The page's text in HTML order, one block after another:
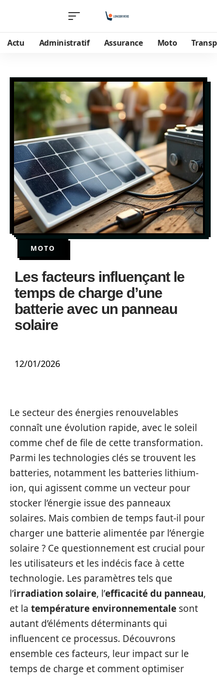
Actu Administratif Assurance Moto
MOTO
Les facteurs influençant le
temps de charge d’une
batterie avec un panneau
solaire
12/01/2026
Le secteur des énergies renouvelables
connaît une évolution rapide, avec le soleil
comme chef de file de cette transformation.
Parmi les technologies clés se trouvent les
batteries, notamment les batteries lithium-
ion, qui agissent comme un vecteur pour
stocker l’énergie issue des panneaux
solaires. Mais combien de temps faut-il pour
charger une batterie alimentée par l’énergie
solaire ? Ce questionnement est crucial pour
les utilisateurs et les indécis face à cette
technologie. Les paramètres tels que
l’irradiation solaire, l’efficacité du panneau,
et la température environnementale sont
autant d’éléments déterminants qui
influencent ce processus. Découvrons
ensemble ces facteurs, leur impact sur le
temps de charge et comment optimiser